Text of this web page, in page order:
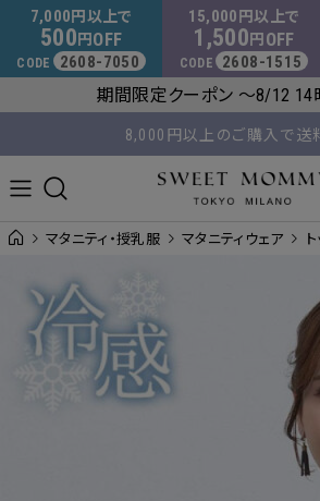
マタニティウェア・授乳服のスウィ
7,000 円以上で
500 円 OFF
CODE 2608-7050
15,000 円以上で
1,500 円 OFF
CODE 2608-1515
期間限定クーポン ～8/12 14
マタニティ・授乳服 マタニティウェア